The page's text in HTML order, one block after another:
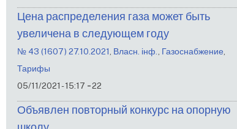
Цена распределения газа может быть
увеличена в следующем году
№ 43 (1607) 27.10.2021 Власн. інф. Газоснабжение
Тарифы
05/11/2021 - 15:17 -22
Объявлен повторный конкурс на опорную